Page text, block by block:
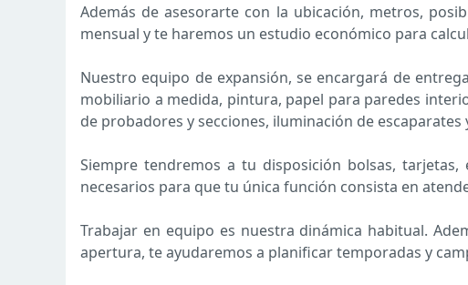
Además de asesorarte con la ubicación, metros,
mensual y te haremos un estudio económico para
Nuestro equipo de expansión, se encargará de
mobiliario a medida, pintura, papel para paredes
de probadores y secciones, iluminación de
Siempre tendremos a tu disposición bolsas,
necesarios para que tu única función consista en
Trabajar en equipo es nuestra dinámica habitual.
apertura, te ayudaremos a planificar temporadas y